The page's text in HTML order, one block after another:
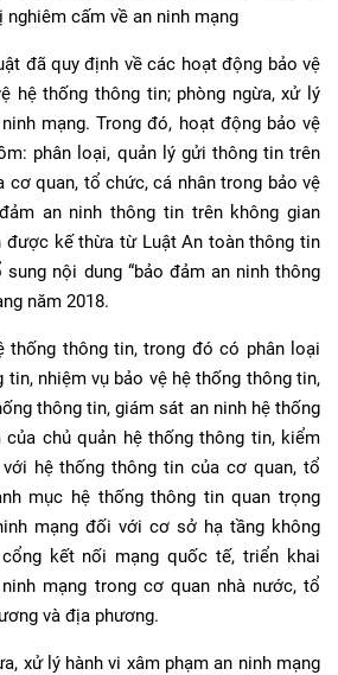
nghiêm cấm về an ninh mạng
đã quy định về các hoạt động bảo vệ
hệ thống thông tin; phòng ngừa, xử lý
mạng. Trong đó, hoạt động bảo vệ
phân loại, quản lý gửi thông tin trên
cơ quan, tổ chức, cá nhân trong bảo vệ
an ninh thông tin trên không gian
được kế thừa từ Luật An toàn thông tin
sung nội dung “bảo đảm an ninh thông
năm 2018.
thống thông tin, trong đó có phân loại
nhiệm vụ bảo vệ hệ thống thông tin,
thông tin, giám sát an ninh hệ thống
chủ quản hệ thống thông tin, kiểm
hệ thống thông tin của cơ quan, tổ
mục hệ thống thông tin quan trọng
mạng đối với cơ sở hạ tầng không
kết nối mạng quốc tế, triển khai
mạng trong cơ quan nhà nước, tổ
và địa phương.
xử lý hành vi xâm phạm an ninh mạng